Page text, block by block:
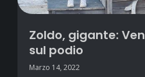
Zoldo, gigante:
sul podio
Marzo 14, 2022